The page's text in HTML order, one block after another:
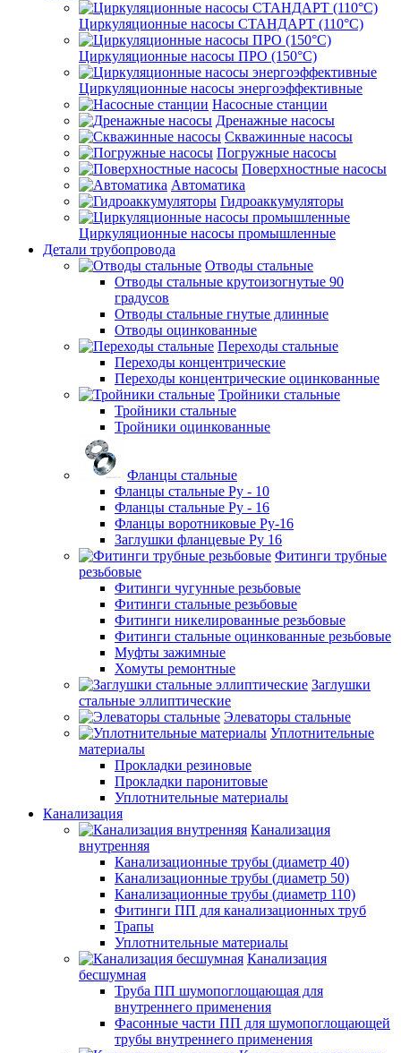
Циркуляционные насосы СТАНДАРТ (110°C)
Циркуляционные насосы ПРО (150°C)
Циркуляционные насосы энергоэффективные
Насосные станции
Дренажные насосы
Скважинные насосы
Погружные насосы
Поверхностные насосы
Автоматика
Гидроаккумуляторы
Циркуляционные насосы промышленные
Детали трубопровода
Отводы стальные
Отводы стальные крутоизогнутые 90
градусов
Отводы стальные гнутые длинные
Отводы оцинкованные
Переходы стальные
Переходы концентрические
Переходы концентрические оцинкованные
Тройники стальные
Тройники стальные
Тройники оцинкованные
Фланцы стальные
Фланцы стальные Ру - 10
Фланцы стальные Ру - 16
Фланцы воротниковые Ру-16
Заглушки фланцевые Ру 16
Фитинги трубные
резьбовые
Фитинги чугунные резьбовые
Фитинги стальные резьбовые
Фитинги никелированные резьбовые
Фитинги стальные оцинкованные резьбовые
Муфты зажимные
Хомуты ремонтные
Заглушки
стальные эллиптические
Элеваторы стальные
Уплотнительные
материалы
Прокладки резиновые
Прокладки паронитовые
Уплотнительные материалы
Канализация
Канализация
внутренняя
Канализационные трубы (диаметр 40)
Канализационные трубы (диаметр 50)
Канализационные трубы (диаметр 110)
Фитинги ПП для канализационных труб
Трапы
Уплотнительные материалы
Канализация
бесшумная
Труба ПП шумопоглощающая для
внутреннего применения
Фасонные части ПП для шумопоглощающей
трубы внутреннего применения